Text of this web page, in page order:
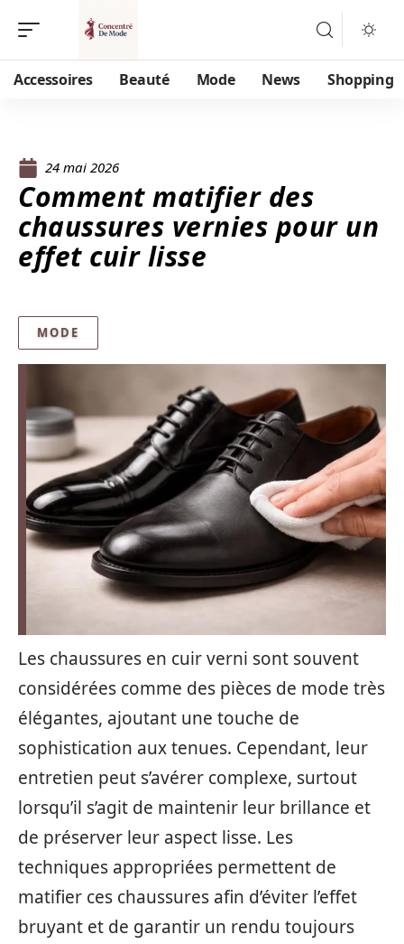
Accessoires Beauté Mode News Shopping
24 mai 2026
Comment matifier des
chaussures vernies pour un
effet cuir lisse
MODE
Les chaussures en cuir verni sont souvent
considérées comme des pièces de mode très
élégantes, ajoutant une touche de
sophistication aux tenues. Cependant, leur
entretien peut s’avérer complexe, surtout
lorsqu’il s’agit de maintenir leur brillance et
de préserver leur aspect lisse. Les
techniques appropriées permettent de
matifier ces chaussures afin d’éviter l’effet
bruyant et de garantir un rendu toujours